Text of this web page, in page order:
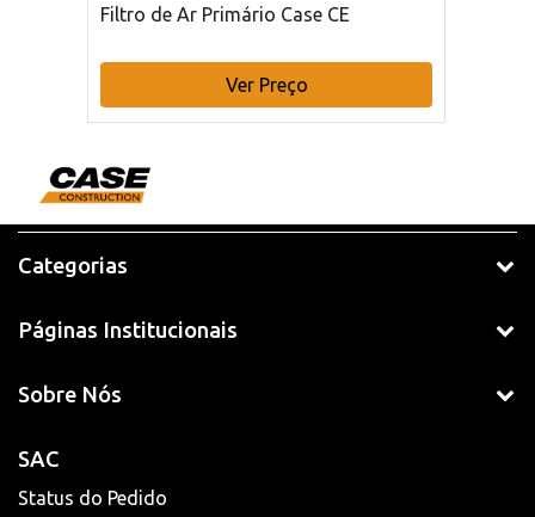
Filtro de Ar Primário Case CE
Ver Preço
Categorias
Páginas Institucionais
Sobre Nós
SAC
Status do Pedido